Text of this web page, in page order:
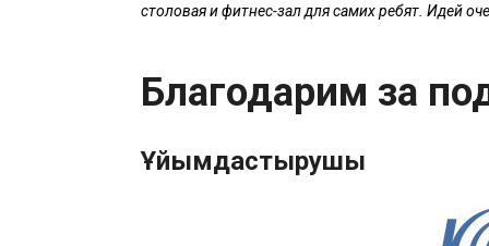
столовая и фитнес-зал для самих ребят. Идей
Благодарим за
Ұйымдастырушы